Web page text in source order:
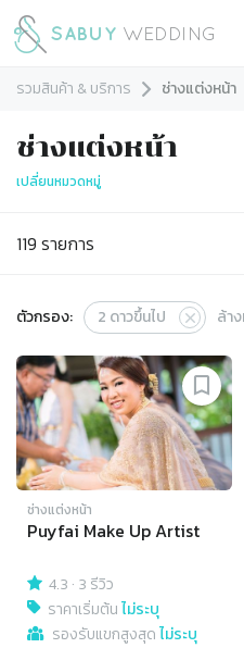
รวมสินค้า & บริการ ช่างแต่งหน้า
ช่างแต่งหน้า
เปลี่ยนหมวดหมู่
119 รายการ
ตัวกรอง: 2 ดาวขึ้นไป ล้า
ช่างแต่งหน้า
Puyfai Make Up Artist
4.3 · 3 รีวิว
ราคาเริ่มต้นไม่ระบุ
รองรับแขกสูงสุดไม่ระบุ